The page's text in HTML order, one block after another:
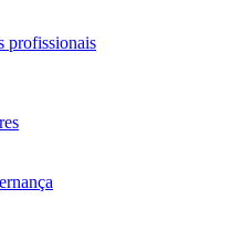
profissionais